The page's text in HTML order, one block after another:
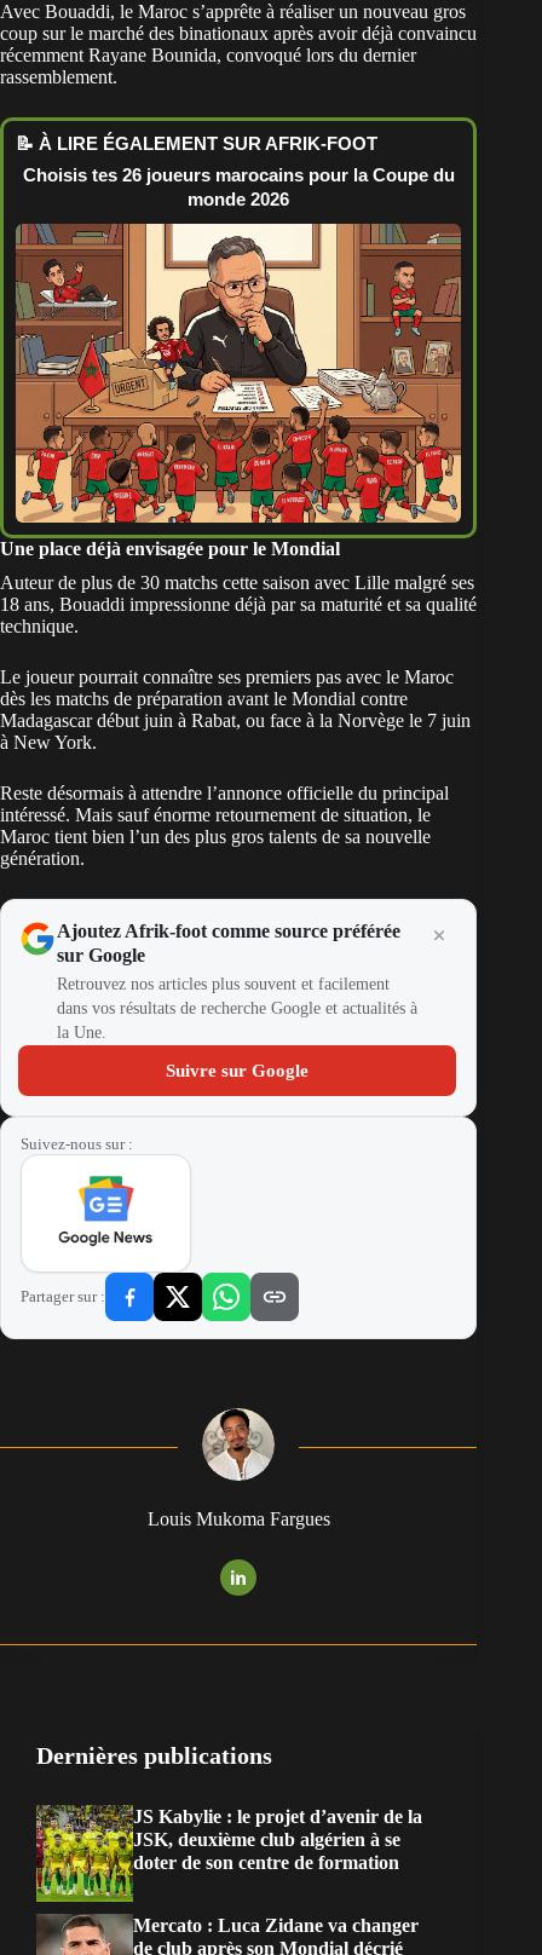
Avec Bouaddi, le Maroc s’apprête à réaliser un nouveau gros
coup sur le marché des binationaux après avoir déjà convaincu
récemment Rayane Bounida, convoqué lors du dernier
rassemblement.
📝 À LIRE ÉGALEMENT SUR AFRIK-FOOT
Choisis tes 26 joueurs marocains pour la Coupe du
monde 2026
Une place déjà envisagée pour le Mondial
Auteur de plus de 30 matchs cette saison avec Lille malgré ses
18 ans, Bouaddi impressionne déjà par sa maturité et sa qualité
technique.
Le joueur pourrait connaître ses premiers pas avec le Maroc
dès les matchs de préparation avant le Mondial contre
Madagascar début juin à Rabat, ou face à la Norvège le 7 juin
à New York.
Reste désormais à attendre l’annonce officielle du principal
intéressé. Mais sauf énorme retournement de situation, le
Maroc tient bien l’un des plus gros talents de sa nouvelle
génération.
Ajoutez Afrik-foot comme source préférée
sur Google
Retrouvez nos articles plus souvent et facilement
dans vos résultats de recherche Google et actualités à
la Une.
Suivre sur Google
Suivez-nous sur :
Partager sur :
Louis Mukoma Fargues
Dernières publications
JS Kabylie : le projet d’avenir de la
JSK, deuxième club algérien à se
doter de son centre de formation
Mercato : Luca Zidane va changer
de club après son Mondial décrié